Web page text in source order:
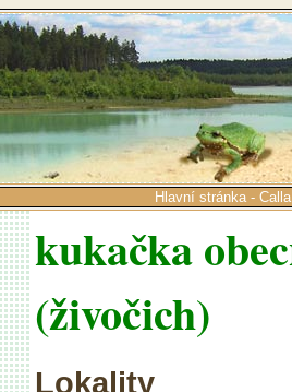
Hlavní stránka - Calla
kukačka
(živočich)
Lokality